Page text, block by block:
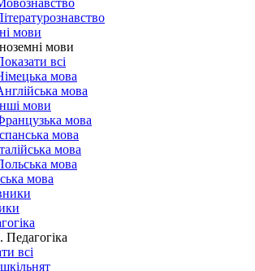
мови
мови
всі
мова
мова
мови
мова
мова
мова
мова
мова
всі